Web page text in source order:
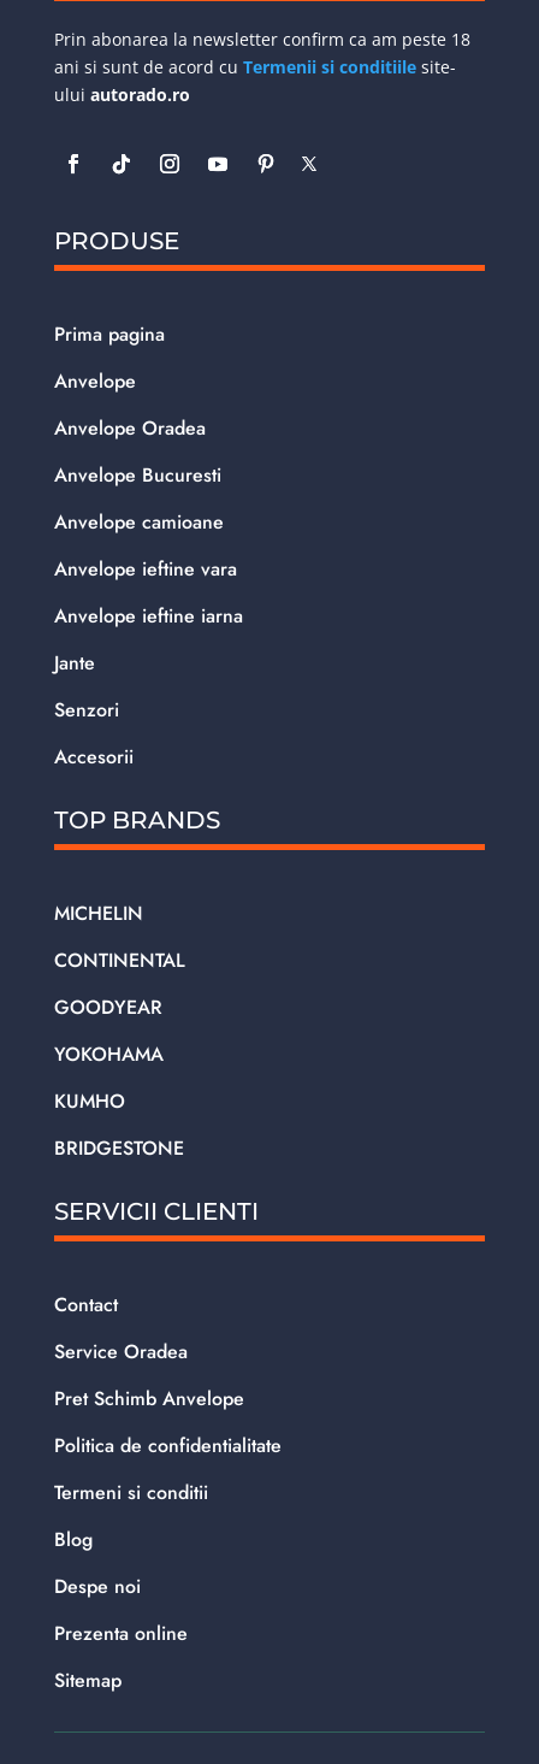
Prin abonarea la newsletter confirm ca am peste 18
ani si sunt de acord cu Termenii si conditiilesite-
ului autorado.ro
PRODUSE
Prima pagina
Anvelope
Anvelope Oradea
Anvelope Bucuresti
Anvelope camioane
Anvelope ieftine vara
Anvelope ieftine iarna
Jante
Senzori
Accesorii
TOP BRANDS
MICHELIN
CONTINENTAL
GOODYEAR
YOKOHAMA
KUMHO
BRIDGESTONE
SERVICII CLIENTI
Contact
Service Oradea
Pret Schimb Anvelope
Politica de confidentialitate
Termeni si conditii
Blog
Despe noi
Prezenta online
Sitemap